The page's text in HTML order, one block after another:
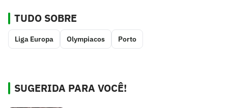
TUDO SOBRE
Liga Europa Olympiacos Porto
SUGERIDA PARA VOCÊ!